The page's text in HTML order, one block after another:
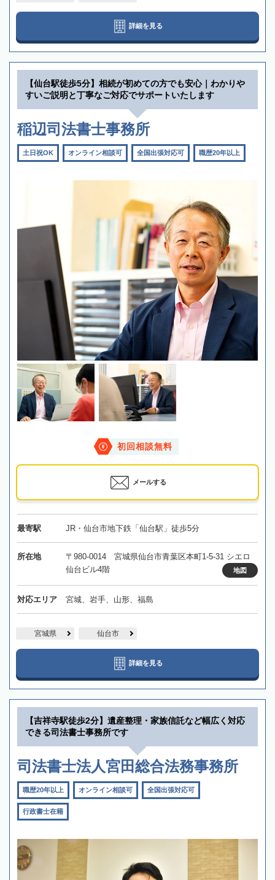
詳細を見る
【仙台駅徒歩5分】相続が初めての方でも安心｜わかりや
すいご説明と丁寧なご対応でサポートいたします
稲辺司法書士事務所
土日祝OK オンライン相談可 全国出張対応可 職歴20年以上
初回相談無料
メールする
最寄駅 JR・仙台市地下鉄「仙台駅」徒歩5分
所在地
〒980-0014 宮城県仙台市青葉区本町1-5-31 シエロ
仙台ビル4階
地図
対応エリア 宮城、岩手、山形、福島
宮城県 仙台市
詳細を見る
【吉祥寺駅徒歩2分】遺産整理・家族信託など幅広く対応
できる司法書士事務所です
司法書士法人宮田総合法務事務所
職歴20年以上 オンライン相談可 全国出張対応可
行政書士在籍